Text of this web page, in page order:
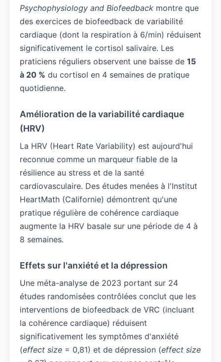
Psychophysiology and Biofeedback montre que
des exercices de biofeedback de variabilité
cardiaque (dont la respiration à 6/min) réduisent
significativement le cortisol salivaire. Les
praticiens réguliers observent une baisse de 15
à 20 % du cortisol en 4 semaines de pratique
quotidienne.
Amélioration de la variabilité cardiaque
(HRV)
La HRV (Heart Rate Variability) est aujourd'hui
reconnue comme un marqueur fiable de la
résilience au stress et de la santé
cardiovasculaire. Des études menées à l'Institut
HeartMath (Californie) démontrent qu'une
pratique régulière de cohérence cardiaque
augmente la HRV basale sur une période de 4 à
8 semaines.
Effets sur l'anxiété et la dépression
Une méta-analyse de 2023 portant sur 24
études randomisées contrôlées conclut que les
interventions de biofeedback de VRC (incluant
la cohérence cardiaque) réduisent
significativement les symptômes d'anxiété
(effect size = 0,81) et de dépression (effect size